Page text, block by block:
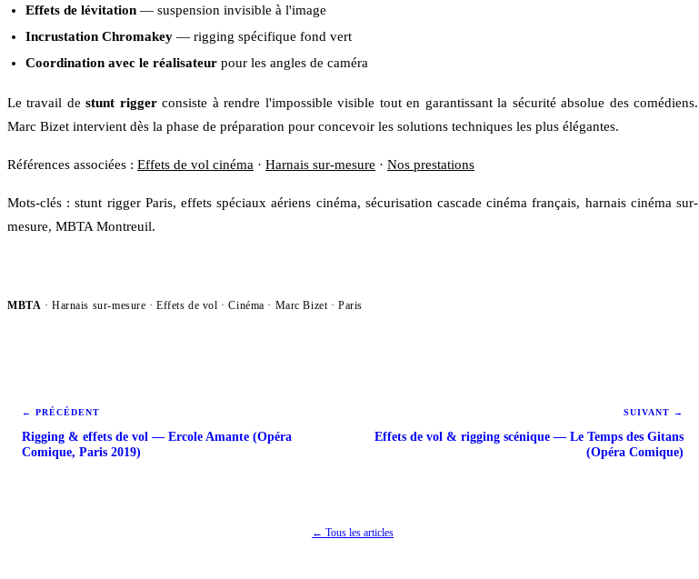
Effets de lévitation — suspension invisible à l'image
Incrustation Chromakey — rigging spécifique fond vert
Coordination avec le réalisateur pour les angles de caméra
Le travail destunt riggerconsiste à rendre l'impossible visible tout en garantissant la sécurité absolue des comédiens.
Marc Bizet intervient dès la phase de préparation pour concevoir les solutions techniques les plus élégantes.
Références associées : Effets de vol cinéma · Harnais sur-mesure · Nos prestations
Mots-clés : stunt rigger Paris, effets spéciaux aériens cinéma, sécurisation cascade cinéma français, harnais cinéma sur-
mesure, MBTA Montreuil.
MBTA · Harnais sur-mesure · Effets de vol ·Cinéma · Marc Bizet · Paris
← PRÉCÉDENT
Rigging & effets de vol — Ercole Amante (Opéra
Comique, Paris 2019)
SUIVANT →
Effets de vol & rigging scénique — Le Temps des Gitans
(Opéra Comique)
← Tous les articles